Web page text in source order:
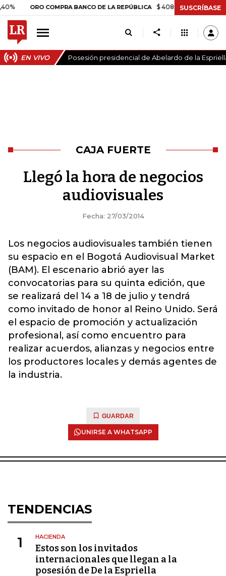
ORO COMPRA BANCO DE LA REPÚBLICA $ 408.498,97 +$ 8.753,81
SUSCRÍBASE
EN VIVO Posesión presidencial de Abelardo de la
CAJA FUERTE
Llegó la hora de negocios
audiovisuales
Fecha: 27/03/2014
Los negocios audiovisuales también tienen
su espacio en el Bogotá Audiovisual Market
(BAM). El escenario abrió ayer las
convocatorias para su quinta edición, que
se realizará del 14 a 18 de julio y tendrá
como invitado de honor al Reino Unido. Será
el espacio de promoción y actualización
profesional, así como encuentro para
realizar acuerdos, alianzas y negocios entre
los productores locales y demás agentes de
la industria.
GUARDAR
UNIRSE A WHATSAPP
TENDENCIAS
1 HACIENDA
Estos son los invitados
internacionales que llegan a la
posesión de De la Espriella